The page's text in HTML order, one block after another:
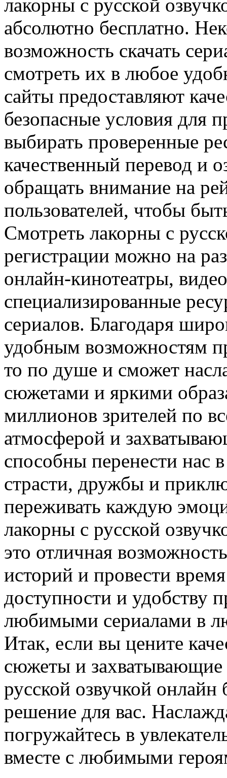
лакорны с русской
абсолютно бесплатно.
возможность скачать
смотреть их в любое
сайты предоставляют
безопасные условия для
выбирать проверенные
качественный перевод и
обращать внимание на
пользователей, чтобы
Смотреть лакорны с
регистрации можно на
онлайн-кинотеатры,
специализированные
сериалов. Благодаря
удобным возможностям
то по душе и сможет
сюжетами и яркими
миллионов зрителей по
атмосферой и
способны перенести нас
страсти, дружбы и
переживать каждую
лакорны с русской
это отличная
историй и провести
доступности и удобству
любимыми сериалами в
Итак, если вы цените
сюжеты и захватывающие
русской озвучкой
решение для вас.
погружайтесь в
вместе с любимыми